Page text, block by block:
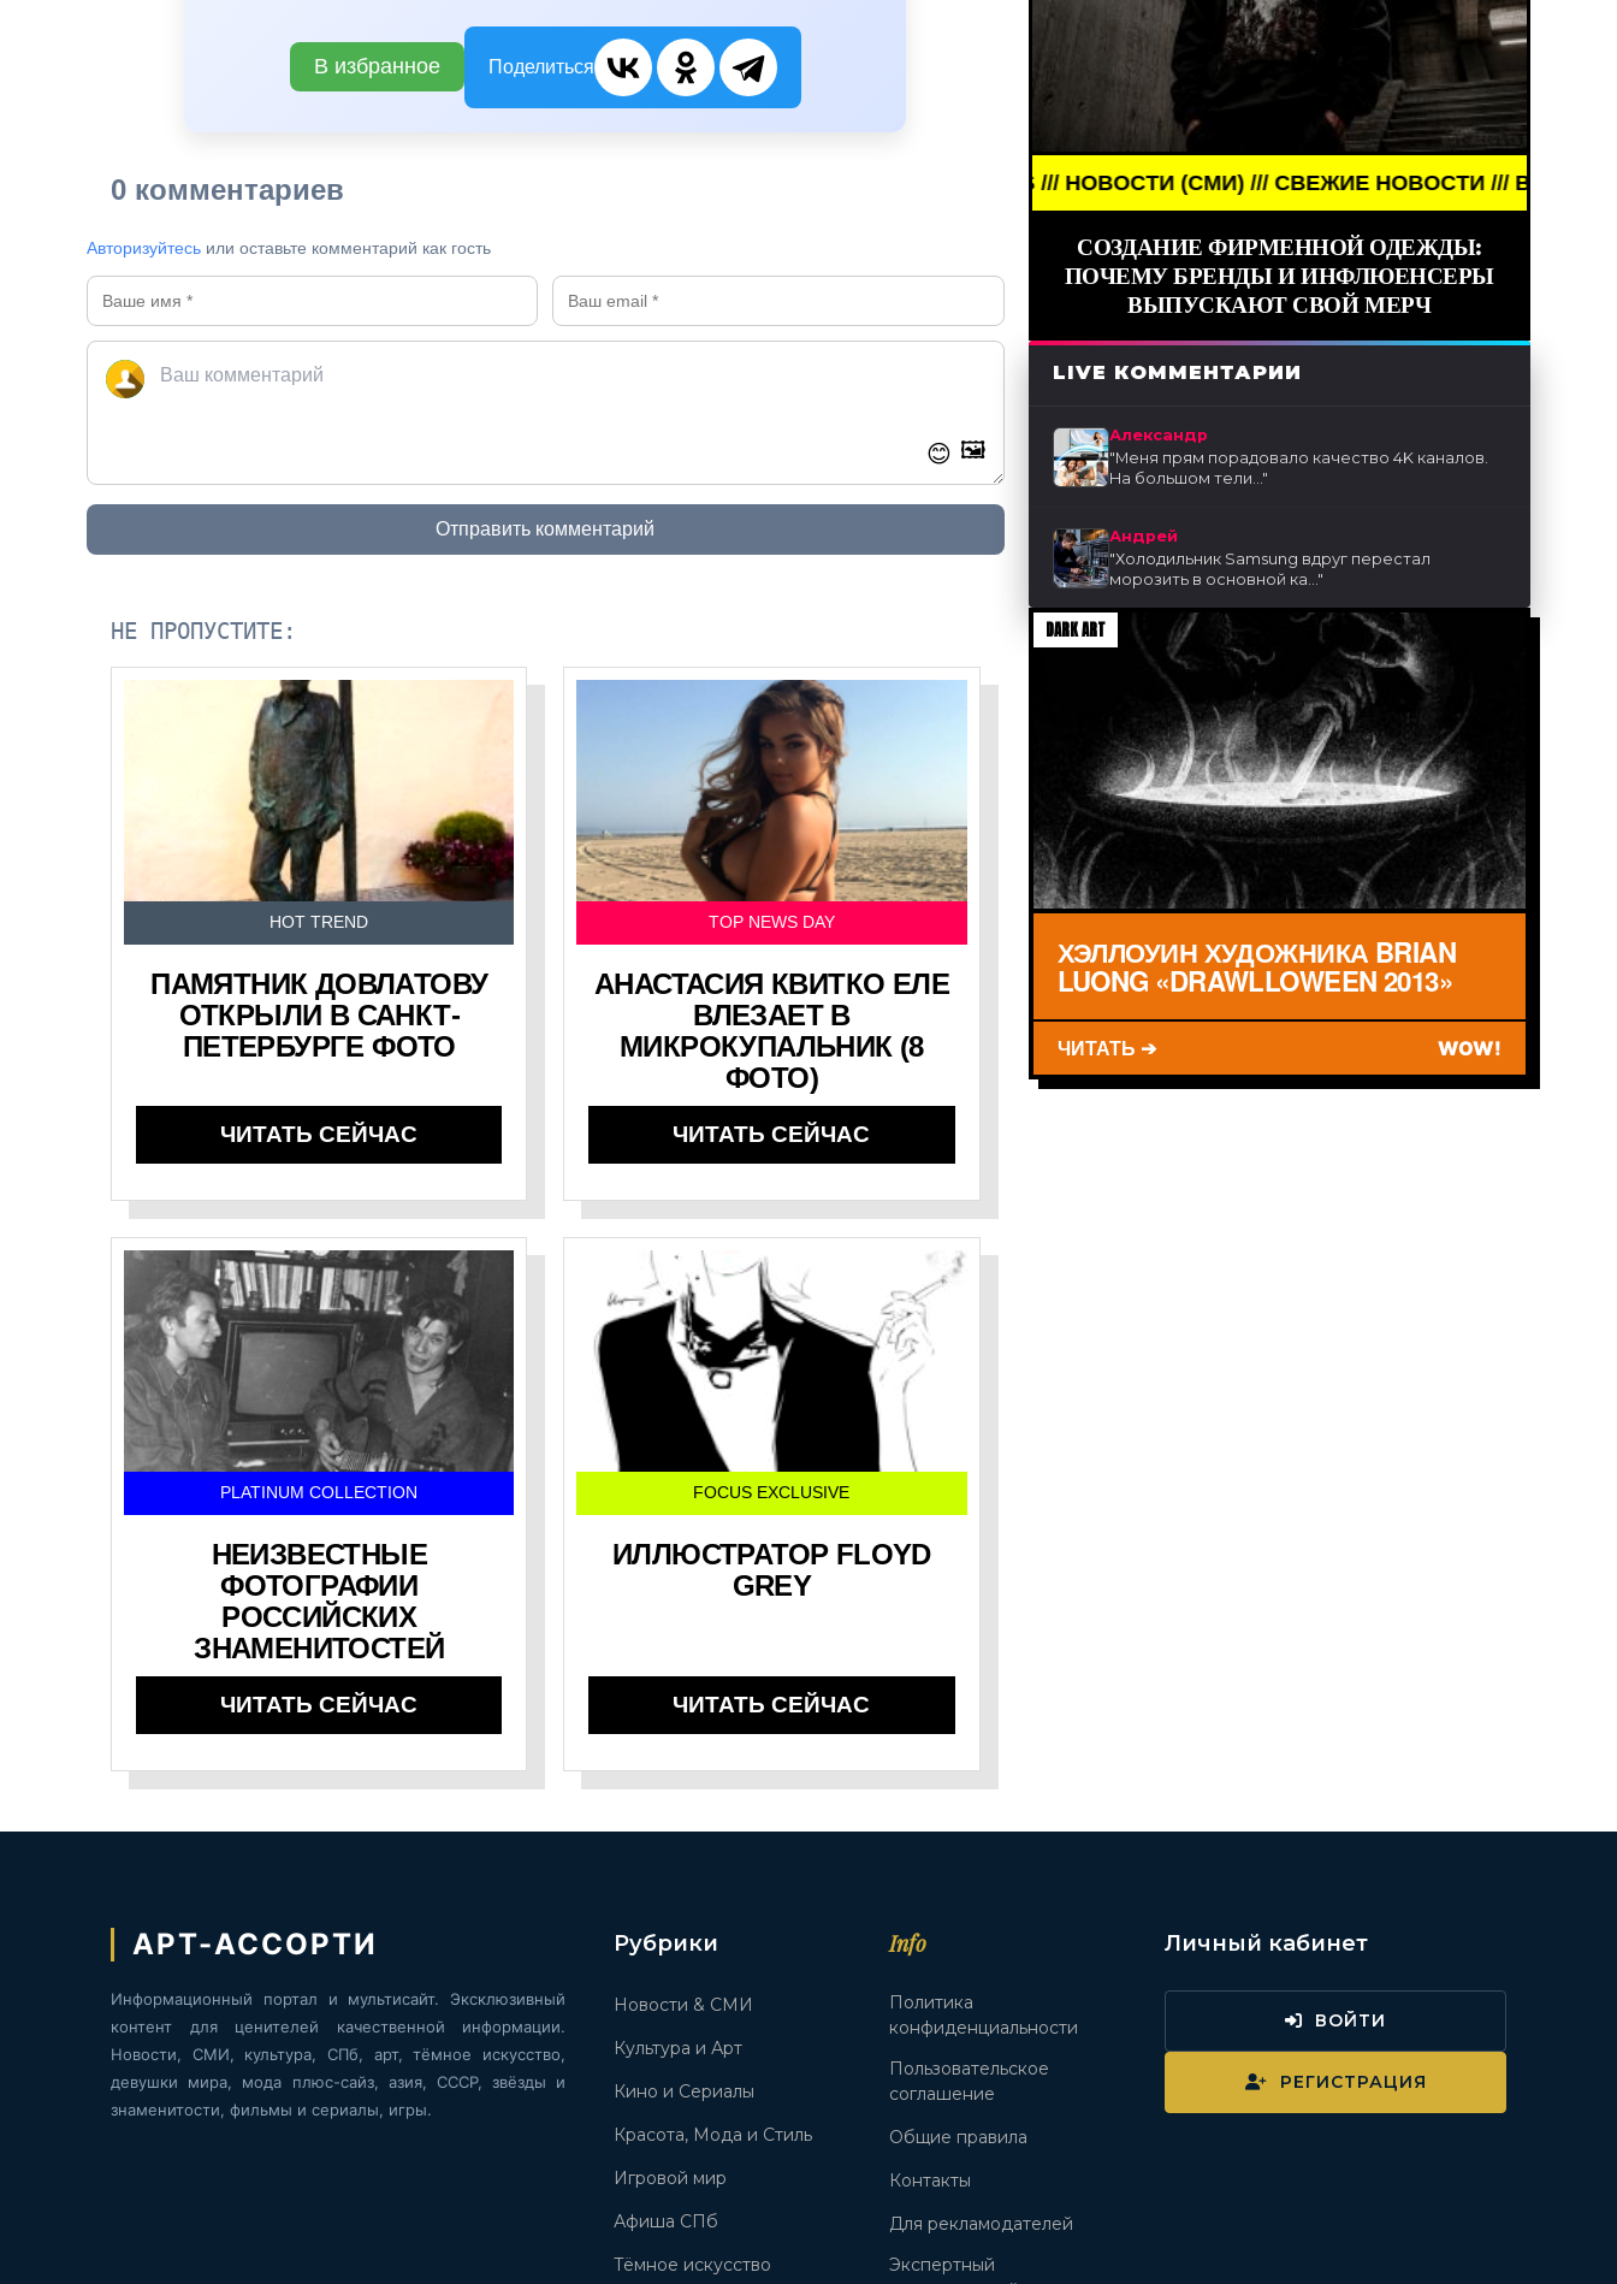
В избранное Поделиться
0 комментариев
Авторизуйтесь или оставьте комментарий как гость
😊 🖼️
Отправить комментарий
НЕ ПРОПУСТИТЕ:
HOT TREND
ПАМЯТНИК ДОВЛАТОВУ
ОТКРЫЛИ В САНКТ-
ПЕТЕРБУРГЕ ФОТО
ЧИТАТЬ СЕЙЧАС
TOP NEWS DAY
АНАСТАСИЯ КВИТКО ЕЛЕ
ВЛЕЗАЕТ В
МИКРОКУПАЛЬНИК (8
ФОТО)
ЧИТАТЬ СЕЙЧАС
PLATINUM COLLECTION
НЕИЗВЕСТНЫЕ
ФОТОГРАФИИ
РОССИЙСКИХ
ЗНАМЕНИТОСТЕЙ
ЧИТАТЬ СЕЙЧАС
FOCUS EXCLUSIVE
ИЛЛЮСТРАТОР FLOYD
GREY
ЧИТАТЬ СЕЙЧАС
BREAKING NEWS /// НОВОСТИ (СМИ) /// СВЕЖИЕ НОВОСТИ /// BREAKING
СОЗДАНИЕ ФИРМЕННОЙ ОДЕЖДЫ:
ПОЧЕМУ БРЕНДЫ И ИНФЛЮЕНСЕРЫ
ВЫПУСКАЮТ СВОЙ МЕРЧ
LIVE КОММЕНТАРИИ
Александр
"Меня прям порадовало качество 4K каналов.
На большом тели..."
Андрей
"Холодильник Samsung вдруг перестал
морозить в основной ка..."
DARK ART
ХЭЛЛОУИН ХУДОЖНИКА BRIAN
LUONG «DRAWLLOWEEN 2013»
ЧИТАТЬ ➔ WOW!
АРТ-АССОРТИ
Информационный портал и мультисайт. Эксклюзивный
контент для ценителей качественной информации.
Новости, СМИ, культура, СПб, арт, тёмное искусство,
девушки мира, мода плюс-сайз, азия, СССР, звёзды и
знаменитости, фильмы и сериалы, игры.
Рубрики
Новости & СМИ
Культура и Арт
Кино и Сериалы
Красота, Мода и Стиль
Игровой мир
Афиша СПб
Тёмное искусство
Info
Политика
конфиденциальности
Пользовательское
соглашение
Общие правила
Контакты
Для рекламодателей
Экспертный
Личный кабинет
ВОЙТИ
РЕГИСТРАЦИЯ